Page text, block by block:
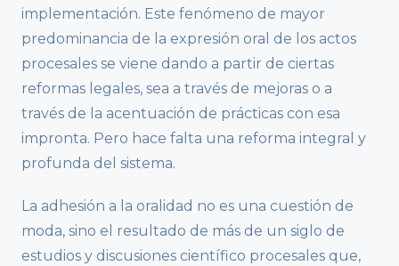
implementación. Este fenómeno de mayor
predominancia de la expresión oral de los actos
procesales se viene dando a partir de ciertas
reformas legales, sea a través de mejoras o a
través de la acentuación de prácticas con esa
impronta. Pero hace falta una reforma integral y
profunda del sistema.
La adhesión a la oralidad no es una cuestión de
moda, sino el resultado de más de un siglo de
estudios y discusiones científico procesales que,